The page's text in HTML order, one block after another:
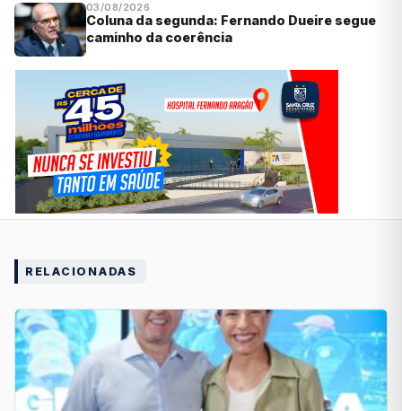
03/08/2026
Coluna da segunda: Fernando Dueire segue
caminho da coerência
RELACIONADAS